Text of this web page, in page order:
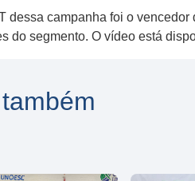
dessa campanha foi o
do segmento. O vídeo está